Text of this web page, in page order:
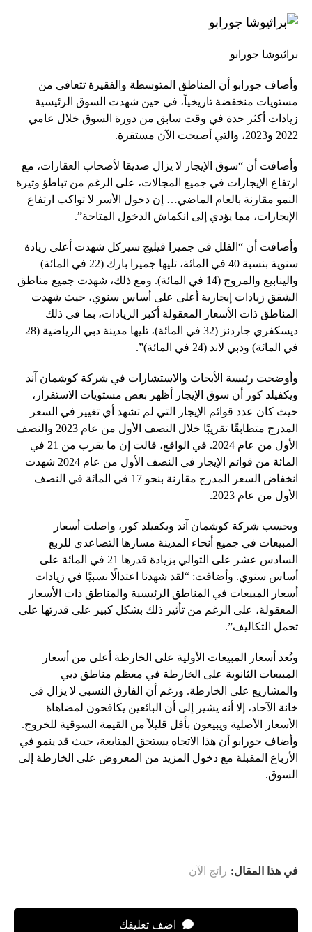
براثيوشا جورابو
وأضاف جورابو أن المناطق المتوسطة والفقيرة تتعافى من
مستويات منخفضة تاريخياً، في حين شهدت السوق الرئيسية
زيادات أكثر حدة في وقت سابق من دورة السوق خلال عامي
2022 و2023، والتي أصبحت الآن مستقرة.
وأضافت أن “سوق الإيجار لا يزال صديقا لأصحاب العقارات، مع
ارتفاع الإيجارات في جميع المجالات، على الرغم من تباطؤ وتيرة
النمو مقارنة بالعام الماضي… إن دخول الأسر لا تواكب ارتفاع
الإيجارات، مما يؤدي إلى انكماش الدخول المتاحة”.
وأضافت أن “الفلل في جميرا فيليج سيركل شهدت أعلى زيادة
سنوية بنسبة 40 في المائة، تليها جميرا بارك (22 في المائة)
والينابيع والمروج (14 في المائة). ومع ذلك، شهدت جميع مناطق
الشقق زيادات إيجارية أعلى على أساس سنوي، حيث شهدت
المناطق ذات الأسعار المعقولة أكبر الزيادات، بما في ذلك
ديسكفري جاردنز (32 في المائة)، تليها مدينة دبي الرياضية (28
في المائة) ودبي لاند (24 في المائة)”.
وأوضحت رئيسة الأبحاث والاستشارات في شركة كوشمان آند
ويكفيلد كور أن سوق الإيجار أظهر بعض مستويات الاستقرار،
حيث كان عدد قوائم الإيجار التي لم تشهد أي تغيير في السعر
المدرج متطابقًا تقريبًا خلال النصف الأول من عام 2023 والنصف
الأول من عام 2024. في الواقع، قالت إن ما يقرب من 21 في
المائة من قوائم الإيجار في النصف الأول من عام 2024 شهدت
انخفاض السعر المدرج مقارنة بنحو 17 في المائة في النصف
الأول من عام 2023.
وبحسب شركة كوشمان آند ويكفيلد كور، واصلت أسعار
المبيعات في جميع أنحاء المدينة مسارها التصاعدي للربع
السادس عشر على التوالي بزيادة قدرها 21 في المائة على
أساس سنوي. وأضافت: “لقد شهدنا اعتدالًا نسبيًا في زيادات
أسعار المبيعات في المناطق الرئيسية والمناطق ذات الأسعار
المعقولة، على الرغم من تأثير ذلك بشكل كبير على قدرتها على
تحمل التكاليف”.
وتُعد أسعار المبيعات الأولية على الخارطة أعلى من أسعار
المبيعات الثانوية على الخارطة في معظم مناطق دبي
والمشاريع على الخارطة. ورغم أن الفارق النسبي لا يزال في
خانة الآحاد، إلا أنه يشير إلى أن البائعين يكافحون لمضاهاة
الأسعار الأصلية ويبيعون بأقل قليلاً من القيمة السوقية للخروج.
وأضاف جورابو أن هذا الاتجاه يستحق المتابعة، حيث قد ينمو في
الأرباع المقبلة مع دخول المزيد من المعروض على الخارطة إلى
السوق.
في هذا المقال: رائج الآن
اضف تعليقك